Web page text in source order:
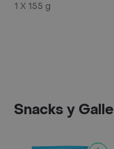
1 X 155 g
Snacks y